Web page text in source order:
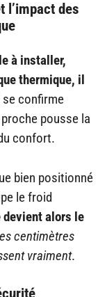
l’impact des
à installer,
thermique, il
confirme
pousse la
confort.
bien positionné
le froid
alors le
centimètres
vraiment.